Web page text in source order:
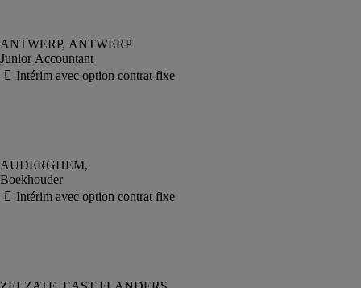
Junior Accountant
Boekhouder